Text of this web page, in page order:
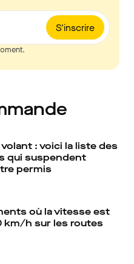
S'inscrire
: voici la liste des
qui suspendent
permis
où la vitesse est
km/h sur les routes